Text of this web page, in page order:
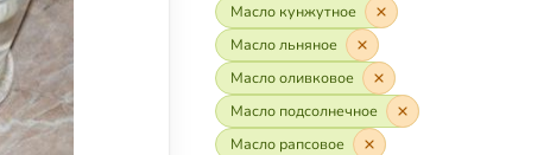
Масло кунжутное
Масло льняное
Масло оливковое
Масло подсолнечное
Масло рапсовое